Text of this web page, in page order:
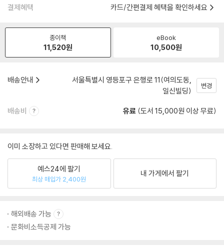
결제혜택 카드/간편결제 혜택을 확인하세요
종이책
11,520원
eBook
10,500원
배송안내
서울특별시 영등포구 은행로 11(여의도동,
일신빌딩)
변경
배송비 유료 (도서 15,000원 이상 무료)
이미 소장하고 있다면 판매해 보세요.
예스24에 팔기
최상 매입가 2,400원
내 가게에서 팔기
해외배송 가능
문화비소득공제 가능